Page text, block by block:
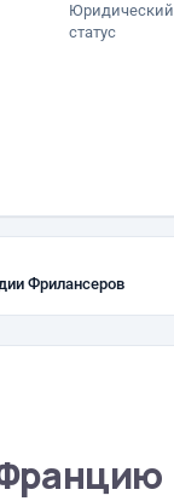
Юридический
статус
Фрилансеров